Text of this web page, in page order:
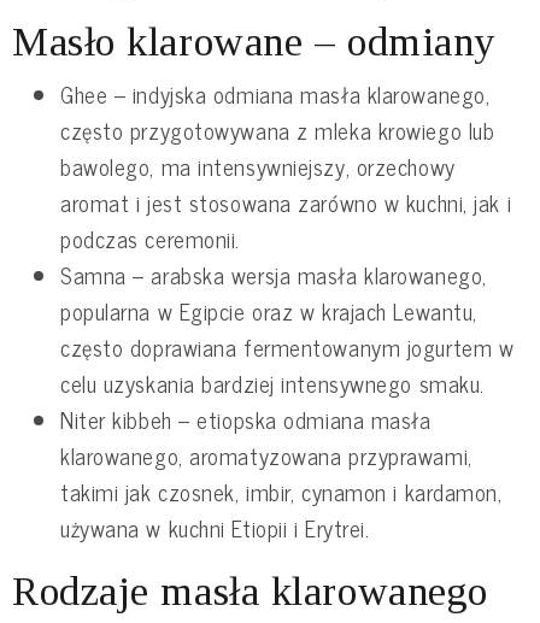
Masło klarowane – odmiany
Ghee – indyjska odmiana masła klarowanego,
często przygotowywana z mleka krowiego lub
bawolego, ma intensywniejszy, orzechowy
aromat i jest stosowana zarówno w kuchni, jak i
podczas ceremonii.
Samna – arabska wersja masła klarowanego,
popularna w Egipcie oraz w krajach Lewantu,
często doprawiana fermentowanym jogurtem w
celu uzyskania bardziej intensywnego smaku.
Niter kibbeh – etiopska odmiana masła
klarowanego, aromatyzowana przyprawami,
takimi jak czosnek, imbir, cynamon i kardamon,
używana w kuchni Etiopii i Erytrei.
Rodzaje masła klarowanego